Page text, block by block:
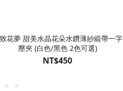
花夢 甜美水晶花朵水鑽薄紗緞帶一字
壓夾 (白色/黑色 2色可選)
NT$450